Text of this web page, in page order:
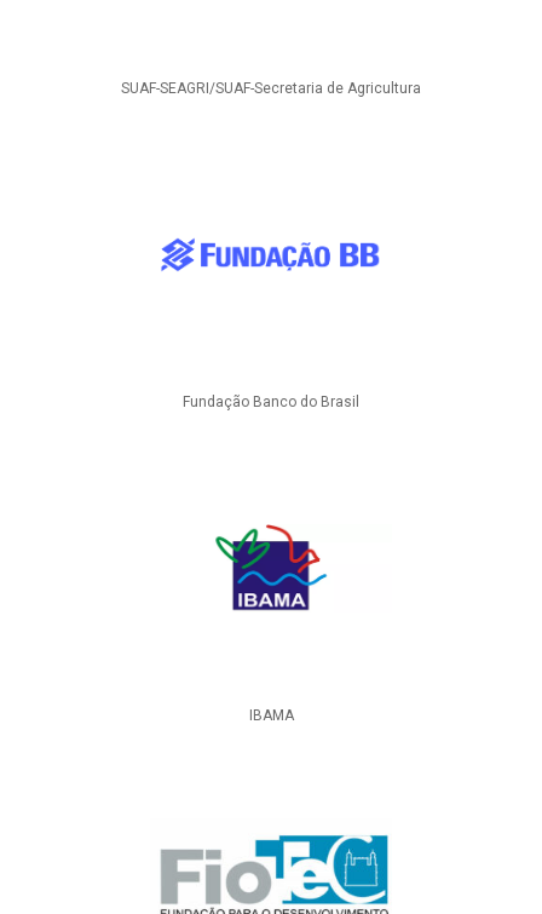
SUAF-SEAGRI/SUAF-Secretaria de Agricultura
Fundação Banco do Brasil
IBAMA